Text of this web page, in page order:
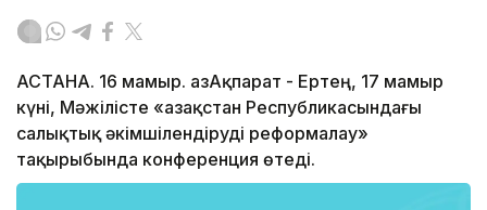
АСТАНА. 16 мамыр. ҚазАқпарат - Ертең, 17 мамыр
күні, Мәжілісте «Қазақстан Республикасындағы
салықтық әкімшілендіруді реформалау»
тақырыбында конференция өтеді.